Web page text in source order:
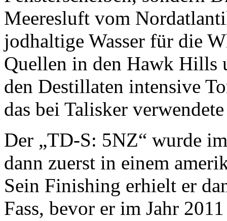
Meeresluft vom
jodhaltige Wasser für die
Quellen in den Hawk Hills
den Destillaten intensive
das bei Talisker
Der „TD-S: 5NZ“ wurde
dann zuerst in einem
Sein Finishing erhielt er
Fass, bevor er im Jahr